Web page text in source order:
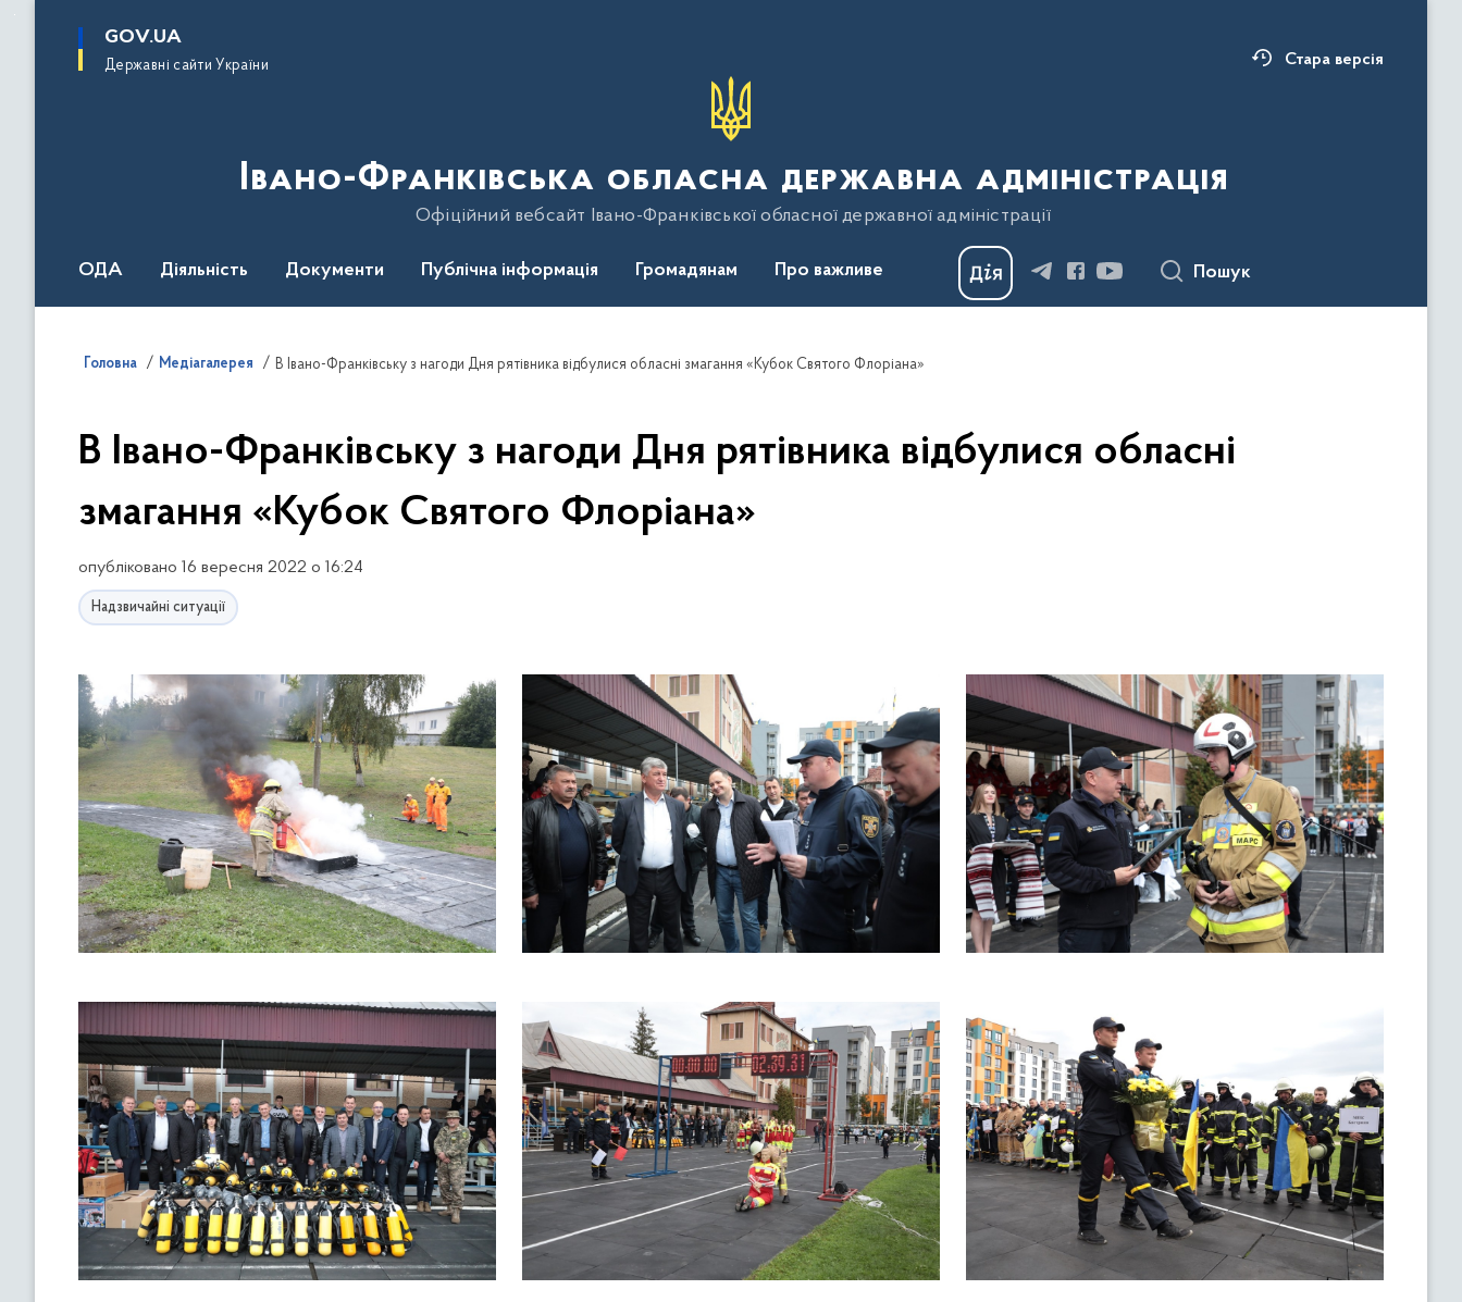
основного
GOV.UA
Державні сайти України Стара версія
Івано-Франківська обласна державна адміністрація
Офіційний вебсайт Івано-Франківської обласної державної адміністрації
ОДА Діяльність Документи Публічна інформація Громадянам Про важливе Пошук
Головна Медіагалерея В Івано-Франківську з нагоди Дня рятівника відбулися обласні змагання «Кубок Святого Флоріана»
В Івано-Франківську з нагоди Дня рятівника відбулися обласні
змагання «Кубок Святого Флоріана»
опубліковано 16 вересня 2022 о 16:24
Надзвичайні ситуації